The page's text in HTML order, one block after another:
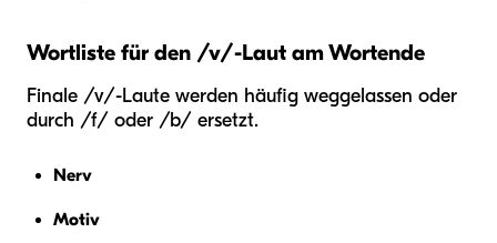
Wortliste für den /v/-Laut am Wortende
Finale /v/-Laute werden häufig weggelassen oder
durch /f/ oder /b/ ersetzt.
Nerv
Motiv